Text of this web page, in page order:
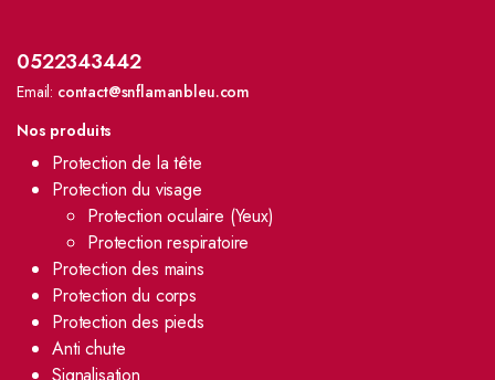
0522343442
Email: contact@snflamanbleu.com
Nos produits
Protection de la tête
Protection du visage
Protection oculaire (Yeux)
Protection respiratoire
Protection des mains
Protection du corps
Protection des pieds
Anti chute